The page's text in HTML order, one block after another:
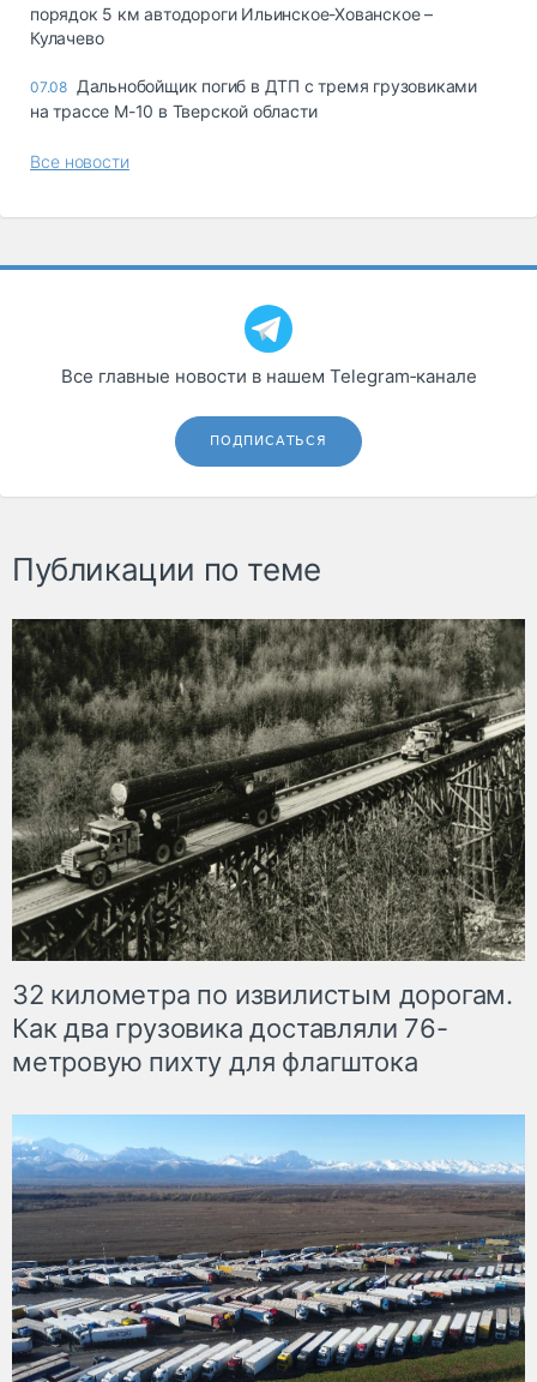
порядок 5 км автодороги Ильинское-Хованское –
Кулачево
07.08 Дальнобойщик погиб в ДТП с тремя грузовиками
на трассе М-10 в Тверской области
Все новости
Все главные новости в нашем Telegram‑канале
ПОДПИСАТЬСЯ
Публикации по теме
32 километра по извилистым дорогам.
Как два грузовика доставляли 76-
метровую пихту для флагштока